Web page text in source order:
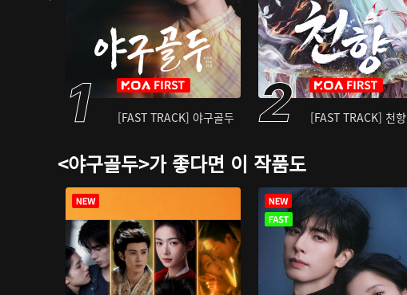
[FAST TRACK] 야구골두 [FAST TRACK] 천향
<야구골두>가 좋다면 이 작품도